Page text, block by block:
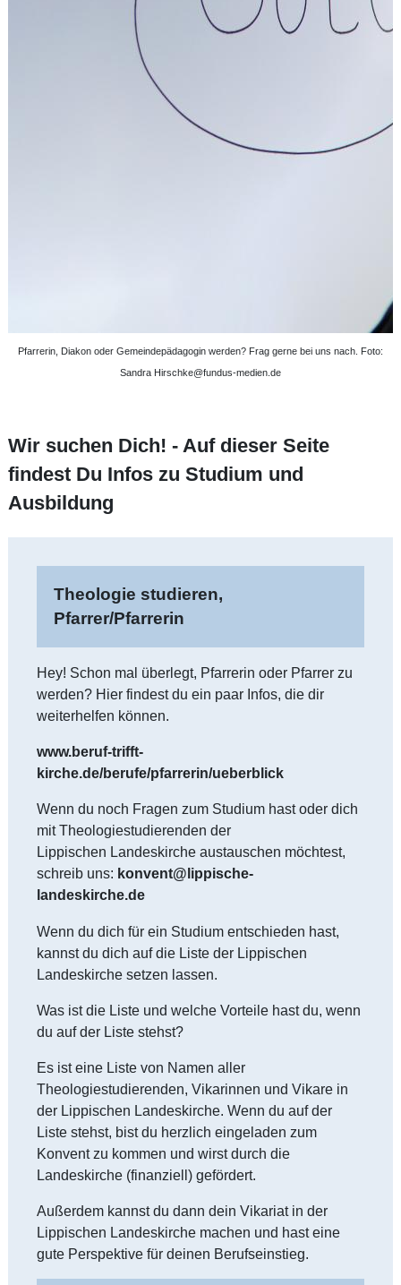
Pfarrerin, Diakon oder Gemeindepädagogin werden? Frag gerne bei uns nach. Foto:
Sandra Hirschke@fundus-medien.de
Wir suchen Dich! - Auf dieser Seite
findest Du Infos zu Studium und
Ausbildung
Theologie studieren,
Pfarrer/Pfarrerin
Hey! Schon mal überlegt, Pfarrerin oder Pfarrer zu
werden? Hier findest du ein paar Infos, die dir
weiterhelfen können.
www.beruf-trifft-
kirche.de/berufe/pfarrerin/ueberblick
Wenn du noch Fragen zum Studium hast oder dich
mit Theologiestudierenden der
Lippischen Landeskirche austauschen möchtest,
schreib uns: konvent@lippische-
landeskirche.de
Wenn du dich für ein Studium entschieden hast,
kannst du dich auf die Liste der Lippischen
Landeskirche setzen lassen.
Was ist die Liste und welche Vorteile hast du, wenn
du auf der Liste stehst?
Es ist eine Liste von Namen aller
Theologiestudierenden, Vikarinnen und Vikare in
der Lippischen Landeskirche. Wenn du auf der
Liste stehst, bist du herzlich eingeladen zum
Konvent zu kommen und wirst durch die
Landeskirche (finanziell) gefördert.
Außerdem kannst du dann dein Vikariat in der
Lippischen Landeskirche machen und hast eine
gute Perspektive für deinen Berufseinstieg.